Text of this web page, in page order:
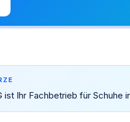
ist Ihr Fachbetrieb für Schuhe